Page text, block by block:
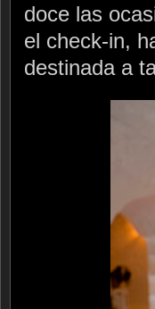
doce las
el check-in,
destinada a